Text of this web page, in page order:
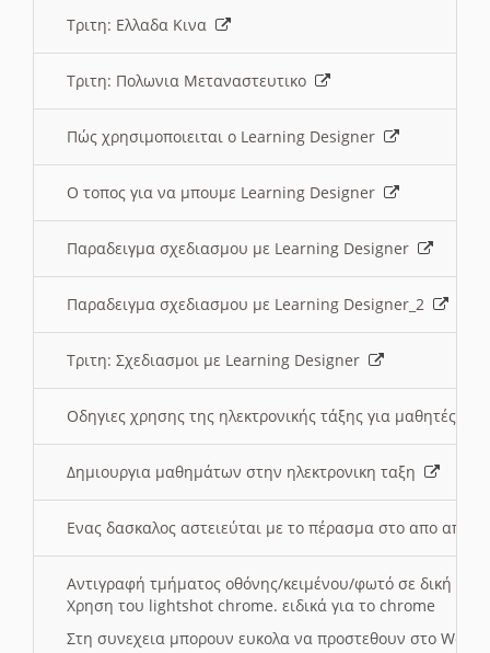
Τριτη: Ελλαδα Κινα
Τριτη: Πολωνια Μεταναστευτικο
Πώς χρησιμοποιειται ο Learning Designer
O τοπος για να μπουμε Learning Designer
Παραδειγμα σχεδιασμου με Learning Designer
Παραδειγμα σχεδιασμου με Learning Designer_2
Τριτη: Σχεδιασμοι με Learning Designer
Οδηγιες χρησης της ηλεκτρονικής τάξης για μαθητές
Δημιουργια μαθημάτων στην ηλεκτρονικη ταξη
Ενας δασκαλος αστειεύται με το πέρασμα στο απο
Αντιγραφή τμήματος οθόνης/κειμένου/φωτό σε δική
Χρηση του lightshot chrome. ειδικά για το chrome
Στη συνεχεια μπορουν ευκολα να προστεθουν στο Word